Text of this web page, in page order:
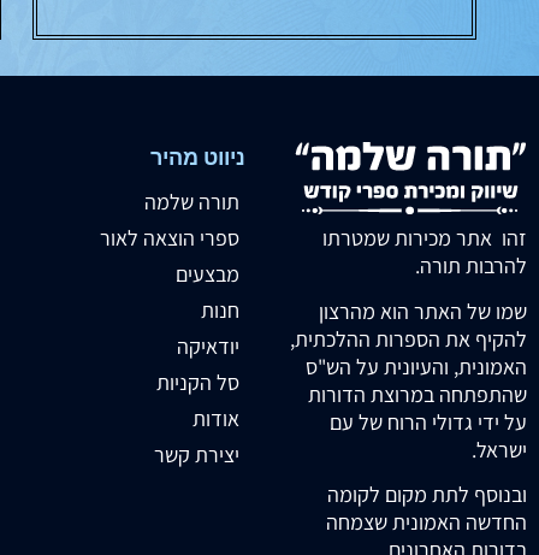
זהו אתר מכירות שמטרתו
להרבות תורה.
שמו של האתר הוא מהרצון
להקיף את הספרות ההלכתית,
האמונית, והעיונית על הש"ס
שהתפתחה במרוצת הדורות
על ידי גדולי הרוח של עם
ישראל.
ובנוסף לתת מקום לקומה
החדשה האמונית שצמחה
ניווט מהיר
תורה שלמה
ספרי הוצאה לאור
מבצעים
חנות
יודאיקה
סל הקניות
אודות
יצירת קשר